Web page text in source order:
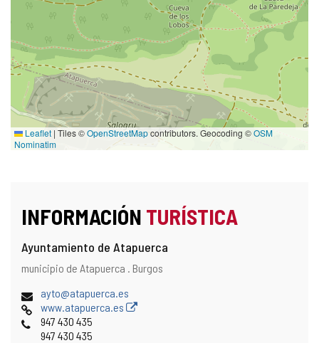
Leaflet | Tiles ©OpenStreetMapcontributors. Geocoding ©OSM
Nominatim
INFORMACIÓN TURÍSTICA
Ayuntamiento de Atapuerca
Dirección
Dirección
municipio de Atapuerca . Burgos
Dirección
de
correo
electrónico
ayto@atapuerca.es
Página
Web
www.atapuerca.es
Teléfonos
947 430 435
947 430 435